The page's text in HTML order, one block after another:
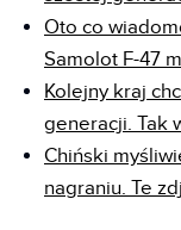
Oto co
Samolot F-47
Kolejny kraj
generacji. Tak
Chiński
nagraniu. Te